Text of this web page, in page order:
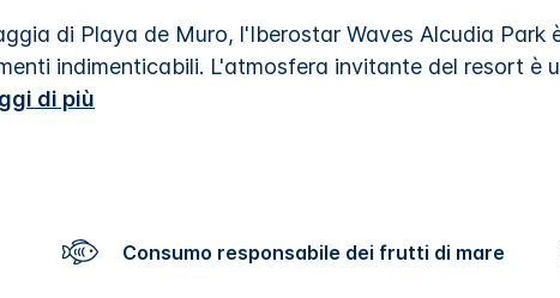
di Playa de Muro, l'Iberostar Waves Alcudia Park
indimenticabili. L'atmosfera invitante del resort è
di più
Consumo responsabile dei frutti di mare